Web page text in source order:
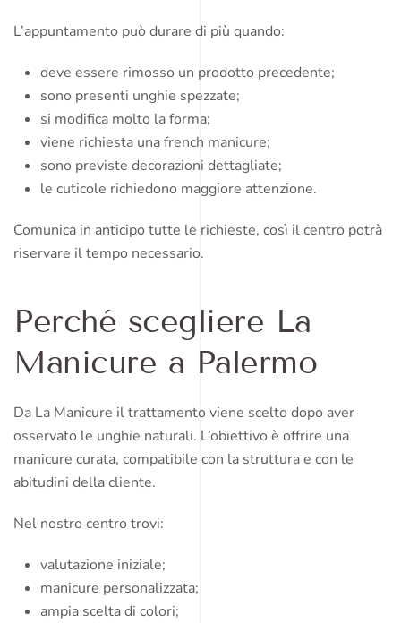
L’appuntamento può durare di più quando:
deve essere rimosso un prodotto precedente;
sono presenti unghie spezzate;
si modifica molto la forma;
viene richiesta una french manicure;
sono previste decorazioni dettagliate;
le cuticole richiedono maggiore attenzione.
Comunica in anticipo tutte le richieste, così il centro potrà
riservare il tempo necessario.
Perché scegliere La
Manicure a Palermo
Da La Manicure il trattamento viene scelto dopo aver
osservato le unghie naturali. L’obiettivo è offrire una
manicure curata, compatibile con la struttura e con le
abitudini della cliente.
Nel nostro centro trovi:
valutazione iniziale;
manicure personalizzata;
ampia scelta di colori;